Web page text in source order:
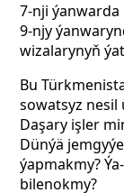
7-nji
9-njy
wizalarynyň
Bu
sowatsyz nesil
Daşary işler
Dünýä
ýapmakmy?
bilenokmy?